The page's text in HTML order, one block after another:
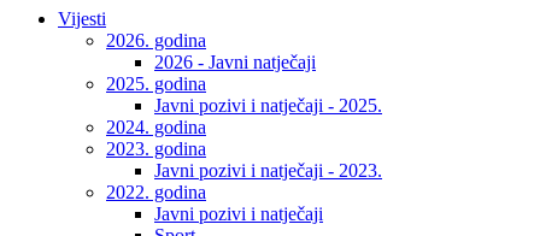
Vijesti
2026. godina
2026 - Javni natječaji
2025. godina
Javni pozivi i natječaji - 2025.
2024. godina
2023. godina
Javni pozivi i natječaji - 2023.
2022. godina
Javni pozivi i natječaji